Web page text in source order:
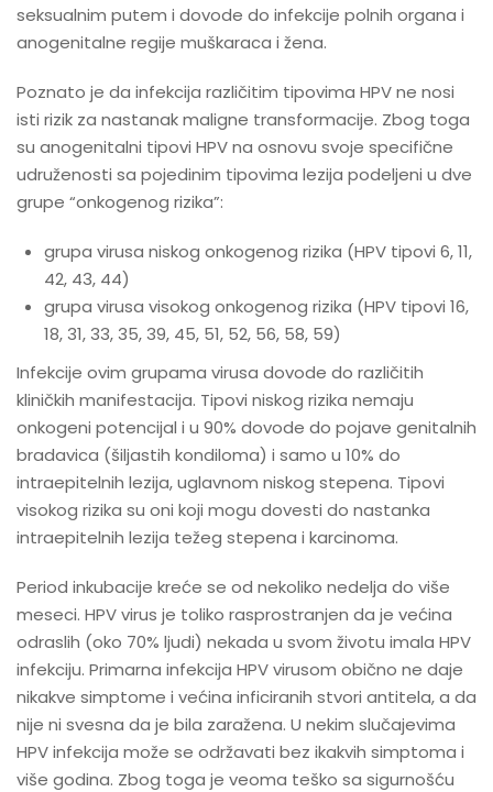
seksualnim putem i dovode do infekcije polnih organa i
anogenitalne regije muškaraca i žena.
Poznato je da infekcija različitim tipovima HPV ne nosi
isti rizik za nastanak maligne transformacije. Zbog toga
su anogenitalni tipovi HPV na osnovu svoje specifične
udruženosti sa pojedinim tipovima lezija podeljeni u dve
grupe “onkogenog rizika”:
grupa virusa niskog onkogenog rizika (HPV tipovi 6, 11,
42, 43, 44)
grupa virusa visokog onkogenog rizika (HPV tipovi 16,
18, 31, 33, 35, 39, 45, 51, 52, 56, 58, 59)
Infekcije ovim grupama virusa dovode do različitih
kliničkih manifestacija. Tipovi niskog rizika nemaju
onkogeni potencijal i u 90% dovode do pojave genitalnih
bradavica (šiljastih kondiloma) i samo u 10% do
intraepitelnih lezija, uglavnom niskog stepena. Tipovi
visokog rizika su oni koji mogu dovesti do nastanka
intraepitelnih lezija težeg stepena i karcinoma.
Period inkubacije kreće se od nekoliko nedelja do više
meseci. HPV virus je toliko rasprostranjen da je većina
odraslih (oko 70% ljudi) nekada u svom životu imala HPV
infekciju. Primarna infekcija HPV virusom obično ne daje
nikakve simptome i većina inficiranih stvori antitela, a da
nije ni svesna da je bila zaražena. U nekim slučajevima
HPV infekcija može se održavati bez ikakvih simptoma i
više godina. Zbog toga je veoma teško sa sigurnošću